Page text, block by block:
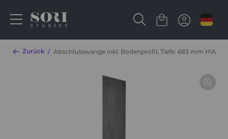
Zurück Abschlusswange inkl. Bodenprofil, Tiefe: 683 mm